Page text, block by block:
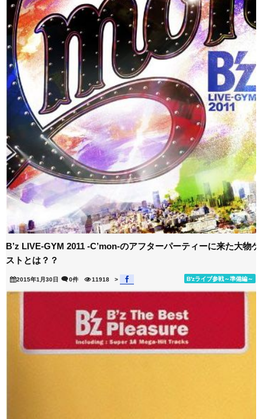
B’z LIVE-GYM 2011 -C’mon-のアフターパーティーに来た大物ゲ
ストとは？？
2015年1月30日 B'zライブ参戦～準備編～
0件 11918 >